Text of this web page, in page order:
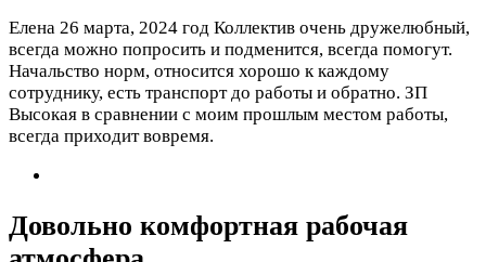
Елена 26 марта, 2024 год Коллектив очень дружелюбный,
всегда можно попросить и подменится, всегда помогут.
Начальство норм, относится хорошо к каждому
сотруднику, есть транспорт до работы и обратно. ЗП
Высокая в сравнении с моим прошлым местом работы,
всегда приходит вовремя.
Довольно комфортная рабочая